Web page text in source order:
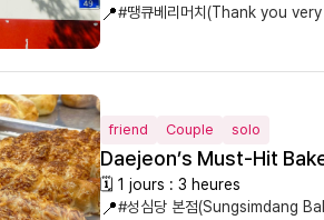
📍#땡큐베리머치(Thank you
friend Couple solo
Daejeon’s Must-Hit
🗓 1 jours : 3 heures
📍#성심당 본점(Sungsimdang